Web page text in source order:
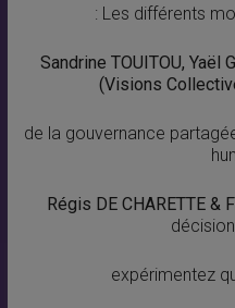
: Les différents
Sandrine TOUITOU, Yaël
(Visions
de la gouvernance
Régis DE CHARETTE &
expérimentez